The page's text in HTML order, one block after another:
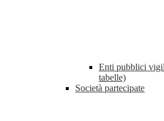
Enti pubblici
tabelle)
Società partecipate